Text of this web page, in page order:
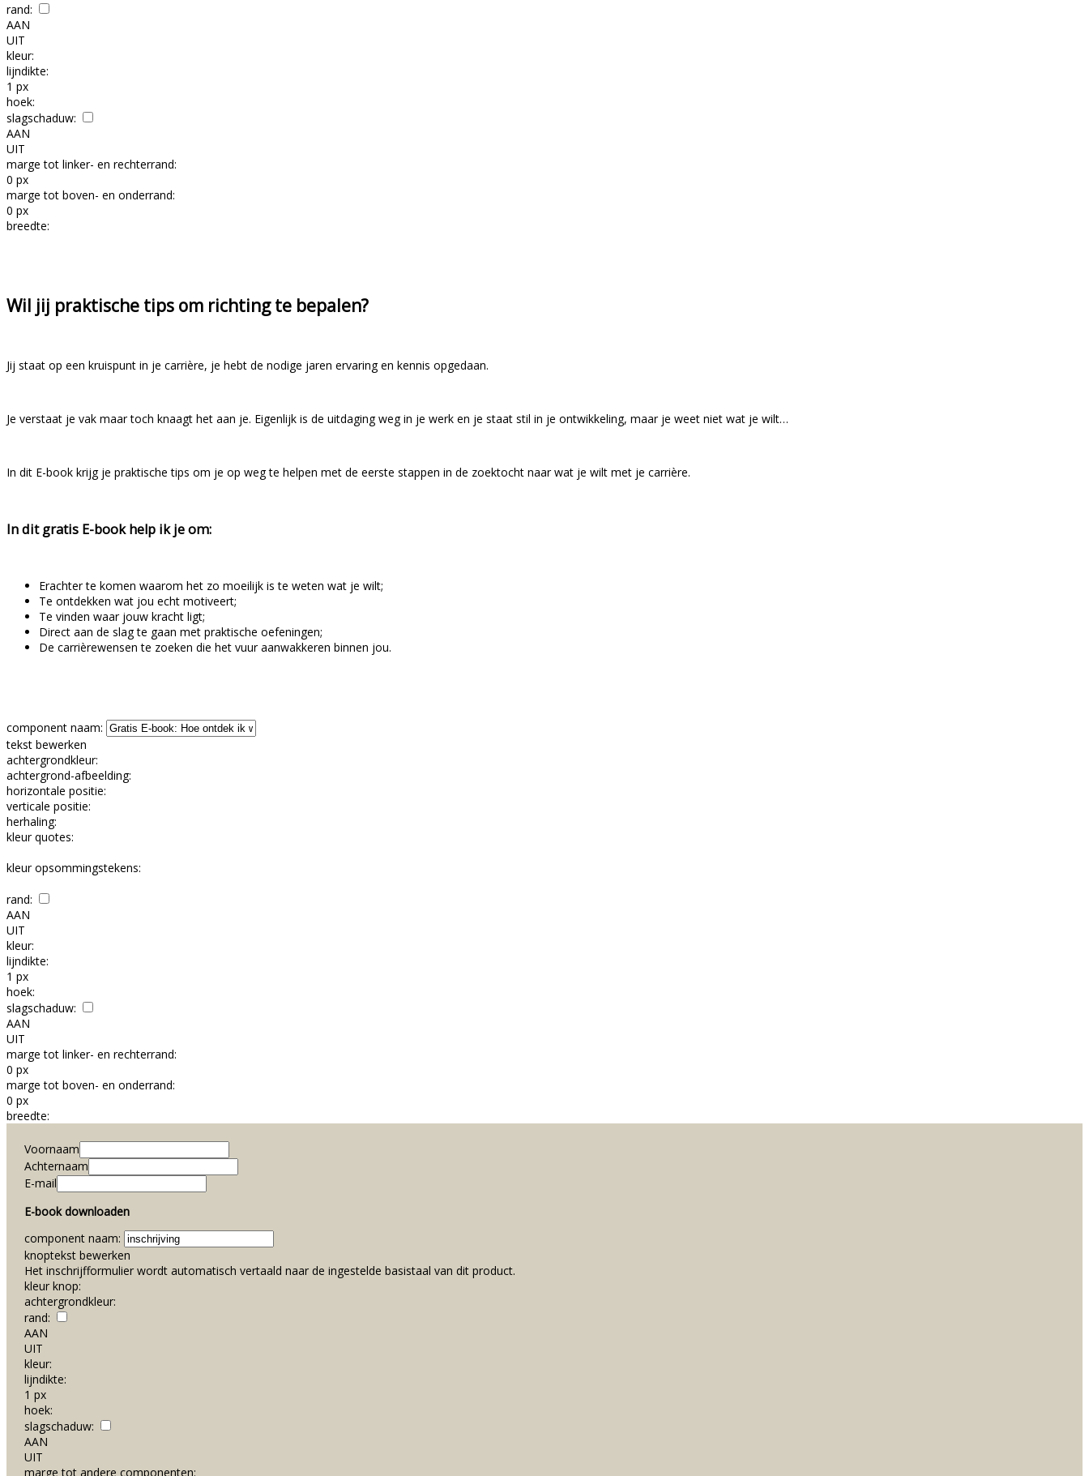
rand:
AAN
UIT
kleur:
lijndikte:
1 px
hoek:
slagschaduw:
AAN
UIT
marge tot linker- en rechterrand:
0 px
marge tot boven- en onderrand:
0 px
breedte:
Wil jij praktische tips om richting te bepalen?
Jij staat op een kruispunt in je carrière, je hebt de nodige jaren ervaring en kennis opgedaan.
Je verstaat je vak maar toch knaagt het aan je. Eigenlijk is de uitdaging weg in je werk en je staat stil in je ontwikkeling, maar je weet niet wat je wilt…
In dit E-book krijg je praktische tips om je op weg te helpen met de eerste stappen in de zoektocht naar wat je wilt met je carrière.
In dit gratis E-book help ik je om:
Erachter te komen waarom het zo moeilijk is te weten wat je wilt;
Te ontdekken wat jou echt motiveert;
Te vinden waar jouw kracht ligt;
Direct aan de slag te gaan met praktische oefeningen;
De carrièrewensen te zoeken die het vuur aanwakkeren binnen jou.
component naam:
tekst bewerken
achtergrondkleur:
achtergrond-afbeelding:
horizontale positie:
verticale positie:
herhaling:
kleur quotes:
kleur opsommingstekens:
rand:
AAN
UIT
kleur:
lijndikte:
1 px
hoek:
slagschaduw:
AAN
UIT
marge tot linker- en rechterrand:
0 px
marge tot boven- en onderrand:
0 px
breedte:
Voornaam
Achternaam
E-mail
E-book downloaden
component naam:
knoptekst bewerken
Het inschrijfformulier wordt automatisch vertaald naar de ingestelde basistaal van dit product.
kleur knop:
achtergrondkleur:
rand:
AAN
UIT
kleur:
lijndikte:
1 px
hoek:
slagschaduw:
AAN
UIT
marge tot andere componenten: